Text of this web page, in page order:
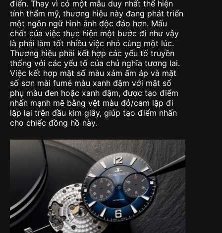
điển. Thay vì có một mẫu duy nhất thể hiện
tính thẩm mỹ, thương hiệu này đang phát triển
một ngôn ngữ hình ảnh độc đáo hơn. Mấu
chốt của việc thực hiện một bước đi như vậy
là phải làm tốt nhiều việc nhỏ cùng một lúc.
Thương hiệu phải kết hợp các yếu tố truyền
thống với các yếu tố của chủ nghĩa tương lai.
Việc kết hợp mặt số màu xám ấm áp và mặt
số sơn mài fumé màu xanh đậm với mặt số
phụ màu đen hoặc xanh đậm, được tạo điểm
nhấn mạnh mẽ bằng vệt màu đỏ/cam lặp đi
lặp lại trên đầu kim giây, giúp tạo điểm nhấn
cho chiếc đồng hồ này.